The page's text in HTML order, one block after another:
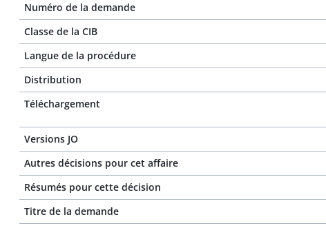
Numéro de la demande
Classe de la CIB
Langue de la procédure
Distribution
Téléchargement
Versions JO
Autres décisions pour cet affaire
Résumés pour cette décision
Titre de la demande